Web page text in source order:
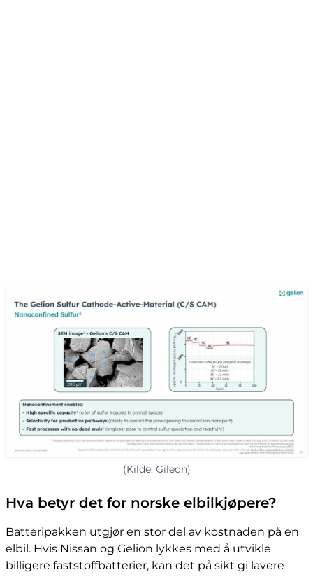
(Kilde: Gileon)
Hva betyr det for norske elbilkjøpere?
Batteripakken utgjør en stor del av kostnaden på en
elbil. Hvis Nissan og Gelion lykkes med å utvikle
billigere faststoffbatterier, kan det på sikt gi lavere